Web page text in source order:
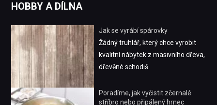
HOBBY A DÍLNA
Jak se vyrábí spárovky
Žádný truhlář, který chce vyrobit
kvalitní nábytek z masivního dřeva,
dřevěné schodiš
Poradíme, jak vyčistit zčernalé
stříbro nebo připálený hrnec